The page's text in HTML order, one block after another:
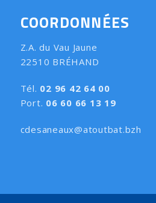
COORDONNÉES
Z.A. du Vau Jaune
22510 BRÉHAND
Tél. 02 96 42 64 00
Port. 06 60 66 13 19
cdesaneaux@atoutbat.bzh